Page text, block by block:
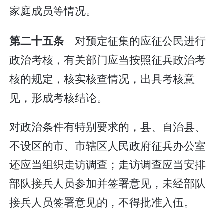
家庭成员等情况。
第二十五条 对预定征集的应征公民进行
政治考核，有关部门应当按照征兵政治考
核的规定，核实核查情况，出具考核意
见，形成考核结论。
对政治条件有特别要求的，县、自治县、
不设区的市、市辖区人民政府征兵办公室
还应当组织走访调查；走访调查应当安排
部队接兵人员参加并签署意见，未经部队
接兵人员签署意见的，不得批准入伍。